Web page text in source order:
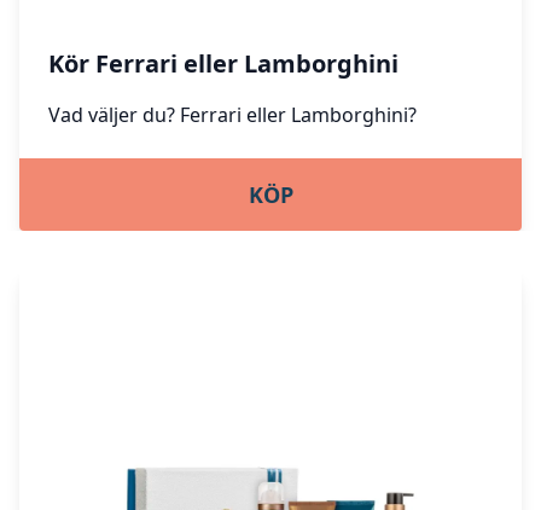
Kör Ferrari eller Lamborghini
Vad väljer du? Ferrari eller Lamborghini?
KÖP